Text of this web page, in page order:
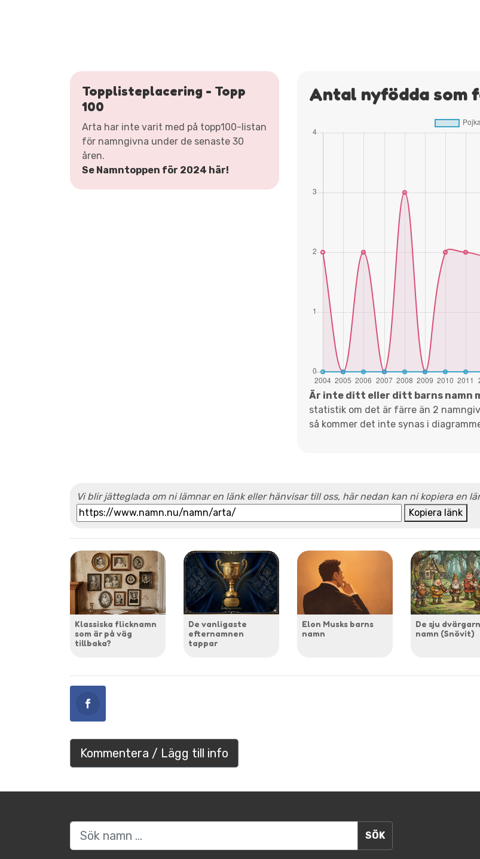
Topplisteplacering - Topp
100
Arta har inte varit med på topp100-listan
för namngivna under de senaste 30
åren.
Se Namntoppen för 2024 här!
Antal nyfödda som
Är inte ditt eller ditt barns namn
statistik om det är färre än 2
så kommer det inte synas i
Vi blir jätteglada om ni lämnar en länk eller hänvisar till oss, här nedan kan ni kopiera en
Kopiera länk
Klassiska flicknamn
som är på väg
tillbaka?
De vanligaste
efternamnen
tappar
Elon Musks barns
namn
De sju
namn (Snövit)
Kommentera / Lägg till info
Sök